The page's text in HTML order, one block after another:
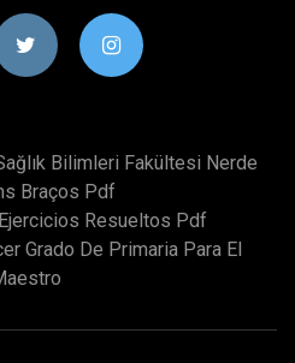
Bilimleri Fakültesi Nerde
Braços Pdf
Resueltos Pdf
Grado De Primaria Para El